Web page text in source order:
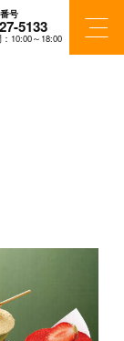
番号
27-5133
間：10:00～18:00